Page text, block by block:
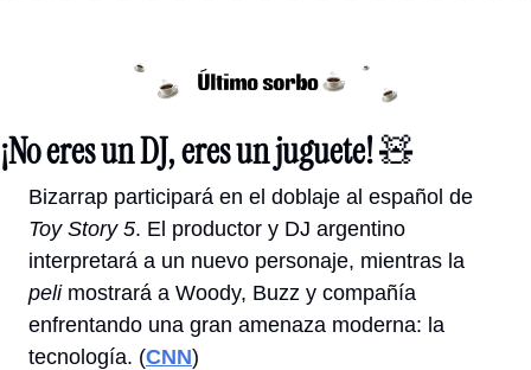
¡No eres un DJ, eres un juguete! 🧸
Toy Story 5. El productor y DJ argentino
peli mostrará a Woody, Buzz y compañía
enfrentando una gran amenaza moderna: la
tecnología. (CNN)